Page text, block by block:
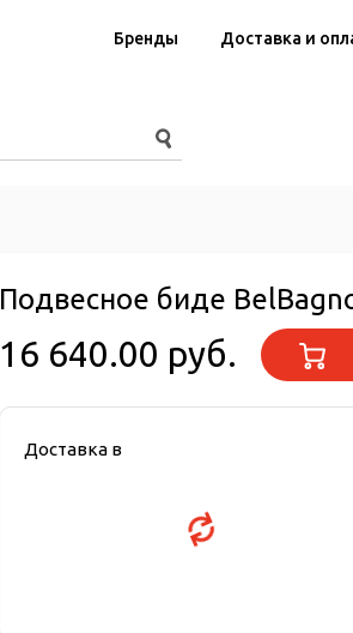
Бренды Доставка и
Подвесное биде
16 640.00 руб.
Доставка в